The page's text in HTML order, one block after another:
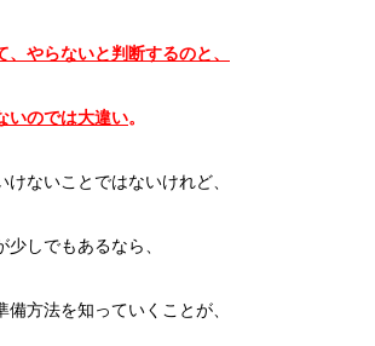
、やらないと判断するのと、
いのでは大違い。
ないことではないけれど、
しでもあるなら、
備方法を知っていくことが、